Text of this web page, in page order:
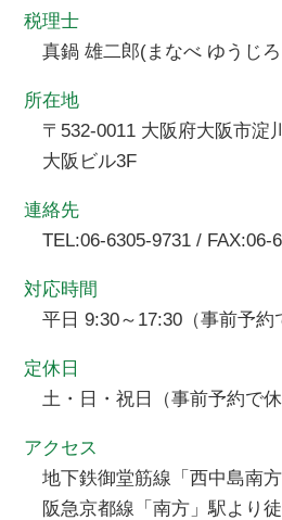
税理士
真鍋 雄二郎(まなべ ゆうじ
所在地
〒532-0011 大阪府大阪市淀
大阪ビル3F
連絡先
TEL:06-6305-9731 / FAX:06-
対応時間
平日 9:30～17:30（事前予約
定休日
土・日・祝日（事前予約で休
アクセス
地下鉄御堂筋線「西中島南
阪急京都線「南方」駅より